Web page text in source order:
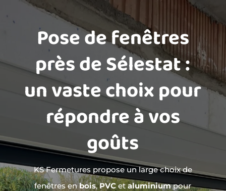
Pose de fenêtres
près de Sélestat :
un vaste choix pour
répondre à vos
goûts
KS Fermetures propose un large choix de
fenêtres enbois,PVCetaluminiumpour